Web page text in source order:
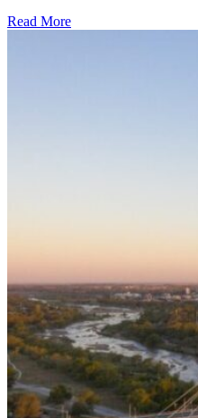
Read More